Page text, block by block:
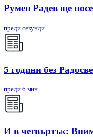
Румен Радев ще
преди секунди
5 години без
преди 6 мин
И в четвъртък: